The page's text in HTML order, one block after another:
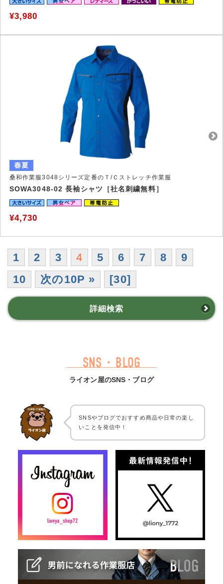
¥3,980
桑和作業服3048シリーズ定番のＴ/Ｃストレッチ作業服
SOWA3048-02 長袖シャツ［社名刺繍無料］
¥4,730
1 2 3 4 5 6 7 8
9
10
次の10P » [30]
詳細検索
SNS・BLOG
ライオン屋のSNS・ブログ
SNSやブログでおすすめ商品や日常の楽し
いことを発信中！